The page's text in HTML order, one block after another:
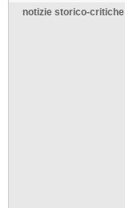
notizie storico-critiche